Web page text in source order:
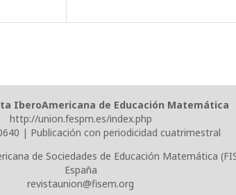
IberoAmericana de Educación Matemática
http://union.fespm.es/index.php
| Publicación con periodicidad cuatrimestral
de Sociedades de Educación Matemática
España
revistaunion@fisem.org